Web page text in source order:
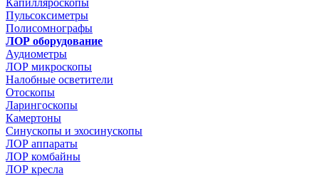
Капилляроскопы
Пульсоксиметры
Полисомнографы
ЛОР оборудование
Аудиометры
ЛОР микроскопы
Налобные осветители
Отоскопы
Ларингоскопы
Камертоны
Синускопы и эхосинускопы
ЛОР аппараты
ЛОР комбайны
ЛОР кресла